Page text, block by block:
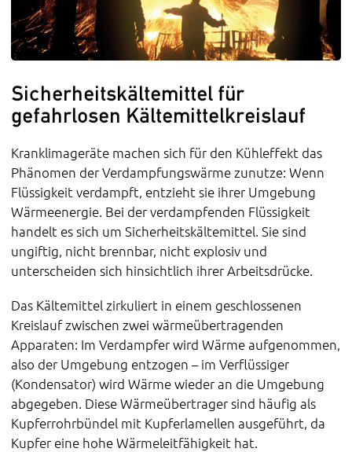
Sicherheitskältemittel für
gefahrlosen Kältemittelkreislauf
Kranklimageräte machen sich für den Kühleffekt das
Phänomen der Verdampfungswärme zunutze: Wenn
Flüssigkeit verdampft, entzieht sie ihrer Umgebung
Wärmeenergie. Bei der verdampfenden Flüssigkeit
handelt es sich um Sicherheitskältemittel. Sie sind
ungiftig, nicht brennbar, nicht explosiv und
unterscheiden sich hinsichtlich ihrer Arbeitsdrücke.
Das Kältemittel zirkuliert in einem geschlossenen
Kreislauf zwischen zwei wärmeübertragenden
Apparaten: Im Verdampfer wird Wärme aufgenommen,
also der Umgebung entzogen – im Verflüssiger
(Kondensator) wird Wärme wieder an die Umgebung
abgegeben. Diese Wärmeübertrager sind häufig als
Kupferrohrbündel mit Kupferlamellen ausgeführt, da
Kupfer eine hohe Wärmeleitfähigkeit hat.